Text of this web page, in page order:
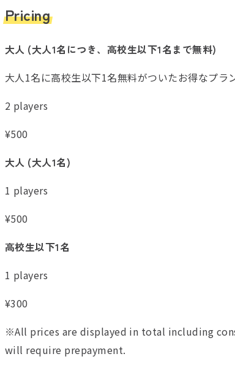
Pricing
大人 (大人1名につき、高校生以下1名まで無料)
大人1名に高校生以下1名無料がついたお得なプラン
2 players
¥500
大人 (大人1名)
1 players
¥500
高校生以下1名
1 players
¥300
※All prices are displayed in total including
will require prepayment.